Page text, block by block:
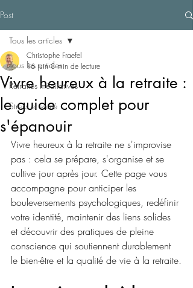
Post
Tous les articles
Retraites méditatives
Stress et santé
Tous les articles
Vivre heureux à la retraite :
le guide complet pour
s'épanouir
Christophe Fraefel
16 juin 8 min de lecture
Vivre heureux à la retraite ne s'improvise
pas : cela se prépare, s'organise et se
cultive jour après jour. Cette page vous
accompagne pour anticiper les
bouleversements psychologiques, redéfinir
votre identité, maintenir des liens solides
et découvrir des pratiques de pleine
conscience qui soutiennent durablement
le bien-être et la qualité de vie à la retraite.